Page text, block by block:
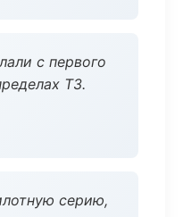
с первого
ТЗ.
серию,